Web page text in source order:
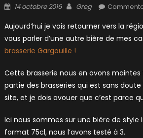
Posted
14 octobre 2016 Author
Greg
Aujourd’hui je vais retourner vers la
vous parler d’une autre bière de mes
brasserie Gargouille !
Cette brasserie nous en avons maintes
partie des brasseries qui est sans doute
site, et je dois avouer que c’est parce
Ici nous sommes sur une bière de style
format 75cl, nous l’avons testé à 3.